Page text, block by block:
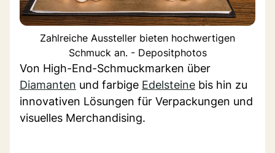
Zahlreiche Aussteller bieten hochwertigen
Schmuck an. - Depositphotos
Von High-End-Schmuckmarken über
Diamanten und farbige Edelsteine bis hin zu
innovativen Lösungen für Verpackungen und
visuelles Merchandising.